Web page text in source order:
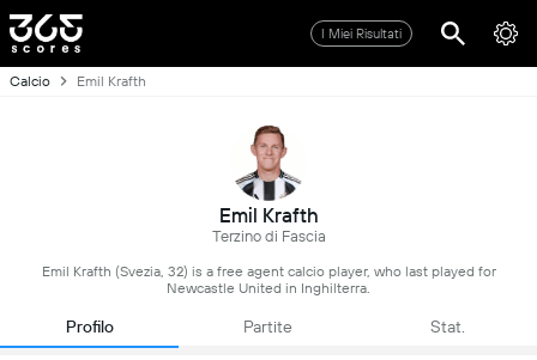
I Miei Risultati
Calcio Emil Krafth
Emil Krafth
Terzino di Fascia
Emil Krafth (Svezia, 32) is a free agent calcio player, who last played for
Newcastle United in Inghilterra.
Profilo Partite Stat.